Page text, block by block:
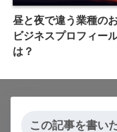
昼と夜で違う業種の
ビジネスプロフィー
は？
この記事を書い